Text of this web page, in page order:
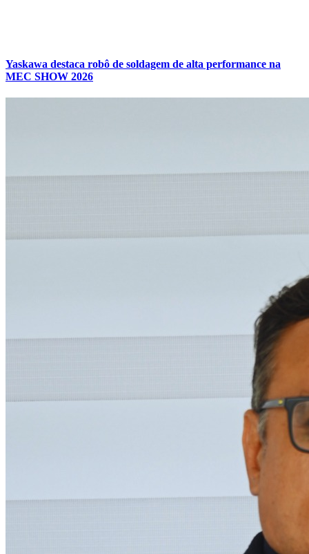
Yaskawa destaca robô de soldagem de alta performance na
MEC SHOW 2026